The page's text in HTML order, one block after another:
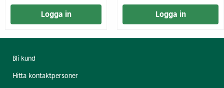
Logga in Logga in
Bli kund
Hitta kontaktpersoner